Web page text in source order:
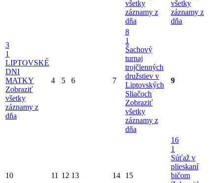
všetky
záznamy z
dňa
všetky
záznamy z
dňa
3
1
LIPTOVSKÉ
DNI
MATKY
Zobraziť
všetky
záznamy z
dňa
4 5 6 7
8
1
Šachový
turnaj
trojčlenných
družstiev v
Liptovských
Sliačoch
Zobraziť
všetky
záznamy z
dňa
9
10 11 12 13 14 15
16
1
Súťaž v
plieskaní
bičom